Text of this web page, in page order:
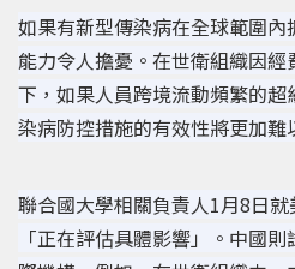
如果有新型傳染病在全球範圍
能力令人擔憂。在世衛組織因
下，如果人員跨境流動頻繁的
染病防控措施的有效性將更加難
聯合國大學相關負責人1月8日
「正在評估具體影響」。 中國則